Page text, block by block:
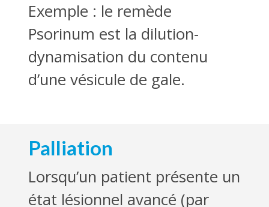
Exemple : le remède
Psorinum est la dilution-
dynamisation du contenu
d’une vésicule de gale.
Palliation
Lorsqu’un patient présente un
état lésionnel avancé (par